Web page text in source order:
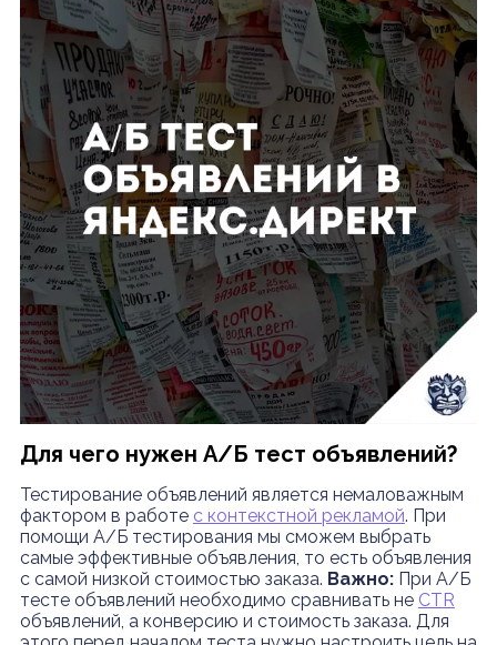
Для чего нужен A/Б тест объявлений?
Тестирование объявлений является немаловажным
фактором в работе с контекстной рекламой. При
помощи A/Б тестирования мы сможем выбрать
самые эффективные объявления, то есть объявления
с самой низкой стоимостью заказа. Важно:При A/Б
тесте объявлений необходимо сравнивать не CTR
объявлений, а конверсию и стоимость заказа. Для